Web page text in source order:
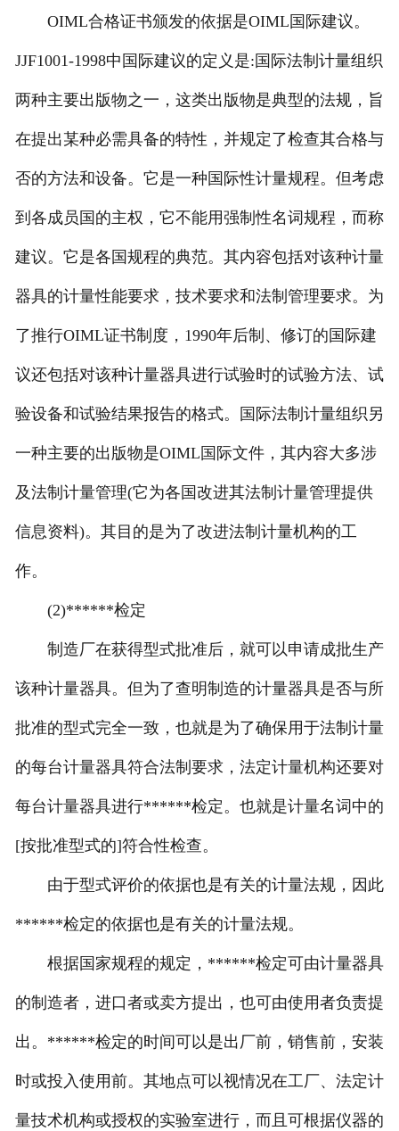
OIML合格证书颁发的依据是OIML国际建议。
JJF1001-1998中国际建议的定义是:国际法制计量组织
两种主要出版物之一，这类出版物是典型的法规，旨
在提出某种必需具备的特性，并规定了检查其合格与
否的方法和设备。它是一种国际性计量规程。但考虑
到各成员国的主权，它不能用强制性名词规程，而称
建议。它是各国规程的典范。其内容包括对该种计量
器具的计量性能要求，技术要求和法制管理要求。为
了推行OIML证书制度，1990年后制、修订的国际建
议还包括对该种计量器具进行试验时的试验方法、试
验设备和试验结果报告的格式。国际法制计量组织另
一种主要的出版物是OIML国际文件，其内容大多涉
及法制计量管理(它为各国改进其法制计量管理提供
信息资料)。其目的是为了改进法制计量机构的工
作。
(2)******检定
制造厂在获得型式批准后，就可以申请成批生产
该种计量器具。但为了查明制造的计量器具是否与所
批准的型式完全一致，也就是为了确保用于法制计量
的每台计量器具符合法制要求，法定计量机构还要对
每台计量器具进行******检定。也就是计量名词中的
[按批准型式的]符合性检查。
由于型式评价的依据也是有关的计量法规，因此
******检定的依据也是有关的计量法规。
根据国家规程的规定，******检定可由计量器具
的制造者，进口者或卖方提出，也可由使用者负责提
出。******检定的时间可以是出厂前，销售前，安装
时或投入使用前。其地点可以视情况在工厂、法定计
量技术机构或授权的实验室进行，而且可根据仪器的